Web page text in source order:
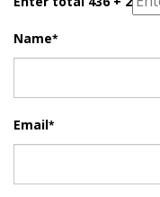
Name*
Email*